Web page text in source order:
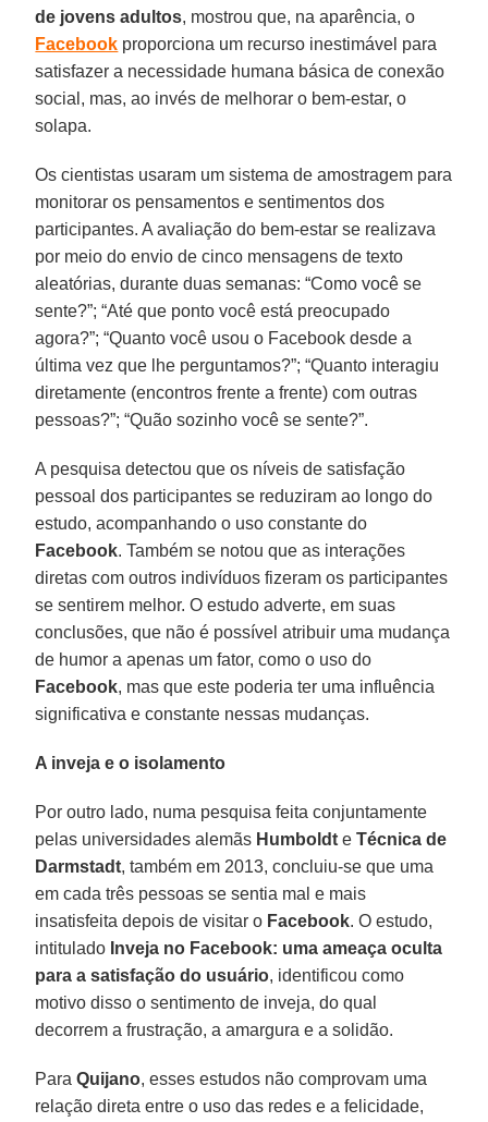
de jovens adultos, mostrou que, na aparência, o
Facebook proporciona um recurso inestimável para
satisfazer a necessidade humana básica de conexão
social, mas, ao invés de melhorar o bem-estar, o
solapa.
Os cientistas usaram um sistema de amostragem para
monitorar os pensamentos e sentimentos dos
participantes. A avaliação do bem-estar se realizava
por meio do envio de cinco mensagens de texto
aleatórias, durante duas semanas: “Como você se
sente?”; “Até que ponto você está preocupado
agora?”; “Quanto você usou o Facebook desde a
última vez que lhe perguntamos?”; “Quanto interagiu
diretamente (encontros frente a frente) com outras
pessoas?”; “Quão sozinho você se sente?”.
A pesquisa detectou que os níveis de satisfação
pessoal dos participantes se reduziram ao longo do
estudo, acompanhando o uso constante do
Facebook. Também se notou que as interações
diretas com outros indivíduos fizeram os participantes
se sentirem melhor. O estudo adverte, em suas
conclusões, que não é possível atribuir uma mudança
de humor a apenas um fator, como o uso do
Facebook, mas que este poderia ter uma influência
significativa e constante nessas mudanças.
A inveja e o isolamento
Por outro lado, numa pesquisa feita conjuntamente
pelas universidades alemãs Humboldt eTécnica de
Darmstadt, também em 2013, concluiu-se que uma
em cada três pessoas se sentia mal e mais
insatisfeita depois de visitar o Facebook. O estudo,
intitulado Inveja no Facebook: uma ameaça oculta
para a satisfação do usuário, identificou como
motivo disso o sentimento de inveja, do qual
decorrem a frustração, a amargura e a solidão.
ParaQuijano, esses estudos não comprovam uma
relação direta entre o uso das redes e a felicidade,